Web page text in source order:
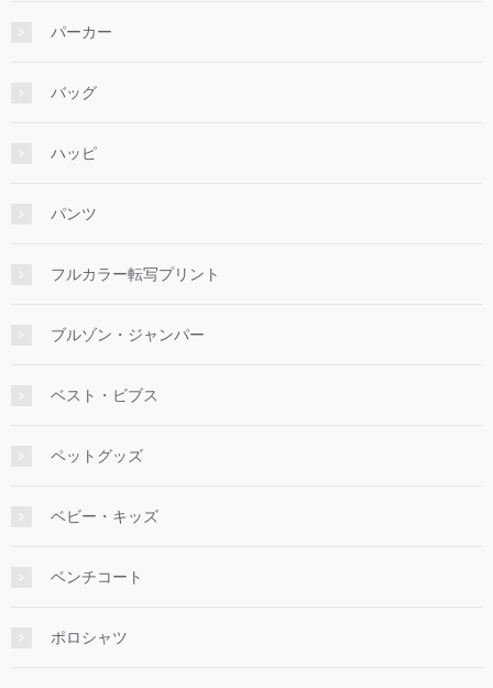
パーカー
バッグ
ハッピ
パンツ
フルカラー転写プリント
ブルゾン・ジャンパー
ベスト・ビブス
ペットグッズ
ベビー・キッズ
ベンチコート
ポロシャツ